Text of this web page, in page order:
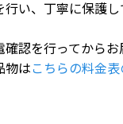
い、丁寧に保護
認を行ってからお
物はこちらの料金